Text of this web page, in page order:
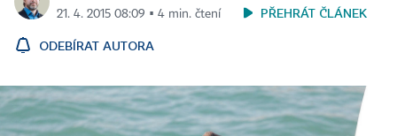
21. 4. 2015 08:09 ▪ 4 min. čtení
PŘEHRÁT ČLÁNEK
ODEBÍRAT AUTORA